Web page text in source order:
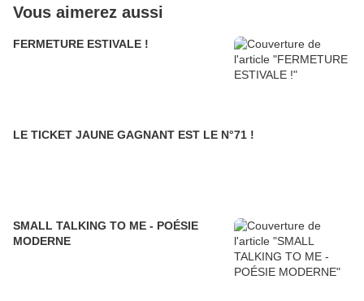
Vous aimerez aussi
FERMETURE ESTIVALE !
LE TICKET JAUNE GAGNANT EST LE N°71 !
SMALL TALKING TO ME - POÉSIE
MODERNE